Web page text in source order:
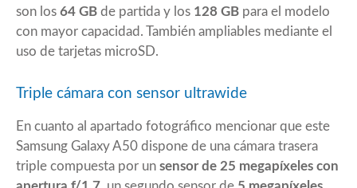
son los 64 GB de partida y los 128 GB para el modelo
con mayor capacidad. También ampliables mediante el
uso de tarjetas microSD.
Triple cámara con sensor ultrawide
En cuanto al apartado fotográfico mencionar que este
Samsung Galaxy A50 dispone de una cámara trasera
triple compuesta por un sensor de 25 megapíxeles con